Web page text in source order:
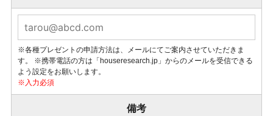
※各種プレゼントの申請方法は、メールにてご案内させていただきま
す。
※携帯電話の方は「houseresearch.jp」からのメールを受信できる
よう設定をお願いします。
備考